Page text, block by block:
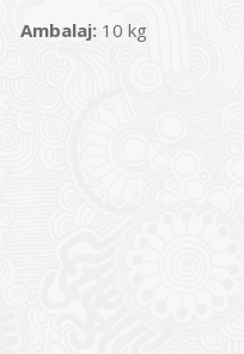
Ambalaj: 10 kg